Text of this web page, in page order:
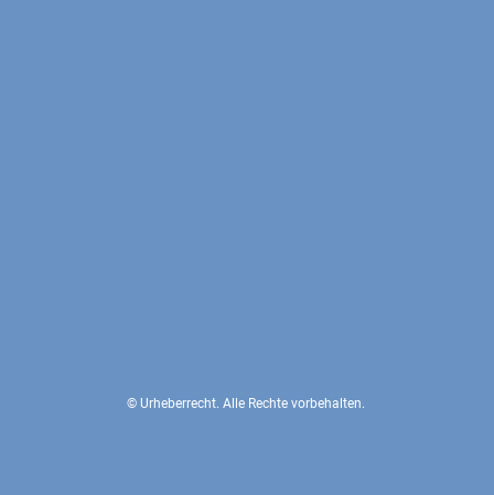
© Urheberrecht. Alle Rechte vorbehalten.